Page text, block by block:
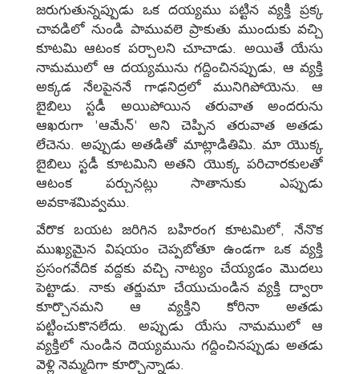
జరుగుతున్నప్పుడు ఒక దయ్యము పట్టిన వ్యక్తి ప్రక్క
చావడిలో నుండి పామువలె ప్రాకుతు ముందుకు వచ్చి
కూటమి ఆటంక పర్చాలని చూచాడు. అయితే యేసు
నామములో ఆ దయ్యమును గద్దించినప్పుడు, ఆ వ్యక్తి
అక్కడ నేలపైననే గాఢనిద్రలో మునిగిపోయెను. ఆ
బైబిలు స్టడీ అయిపోయిన తరువాత అందరును
ఆఖరుగా 'ఆమేన్' అని చెప్పిన తరువాత అతడు
లేచెను. అప్పుడు అతడితో మాట్లాడితిమి. మా యొక్క
బైబిలు స్టడీ కూటమిని అతని యొక్క పరిచారకులతో
ఆటంక పర్చునట్లు సాతానుకు ఎప్పుడు
అవకాశమివ్వము.
వేరొక బయట జరిగిన బహిరంగ కూటమిలో, నేనొక
ముఖ్యమైన విషయం చెప్పబోతూ ఉండగా ఒక వ్యక్తి
ప్రసంగవేదిక వద్దకు వచ్చి నాట్యం చేయ్యడం మొదలు
పెట్టాడు. నాకు తర్జుమా చేయుచుండిన వ్యక్తి ద్వారా
కూర్చొనమని ఆ వ్యక్తిని కోరినా అతడు
పట్టించుకొనలేదు. అప్పుడు యేసు నామములో ఆ
వ్యక్తిలో నుండిన దెయ్యమును గద్దించినప్పుడు అతడు
వెళ్లి నెమ్మదిగా కూర్చొన్నాడు.